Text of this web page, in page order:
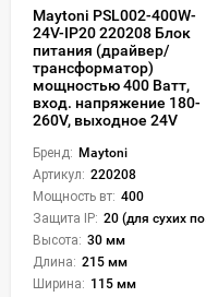
Maytoni PSL002-400W-
24V-IP20 220208 Блок
питания (драйвер/
трансформатор)
мощностью 400 Ватт,
вход. напряжение 180-
260V, выходное 24V
Бренд: Maytoni
Артикул: 220208
Мощность вт: 400
Защита IP: 20 (для сухих пом.)
Высота: 30 мм
Длина: 215 мм
Ширина: 115 мм